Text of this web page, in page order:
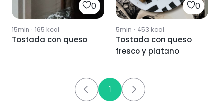
0
15min · 165 kcal
Tostada con queso
0
5min · 453 kcal
Tostada con queso
fresco y platano
1